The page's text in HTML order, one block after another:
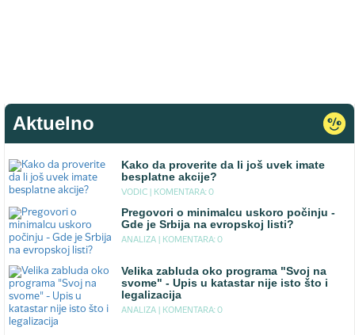
Aktuelno
Kako da proverite da li još uvek imate
besplatne akcije?
VODIC | KOMENTARA: 0
Pregovori o minimalcu uskoro počinju -
Gde je Srbija na evropskoj listi?
ANALIZA | KOMENTARA: 0
Velika zabluda oko programa "Svoj na
svome" - Upis u katastar nije isto što i
legalizacija
ANALIZA | KOMENTARA: 0